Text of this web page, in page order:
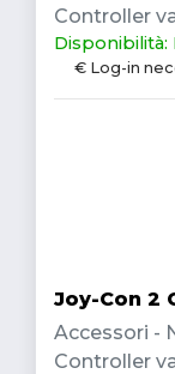
Controller
Disponibilità:
€ Log-in
Joy-Con 2
Accessori -
Controller